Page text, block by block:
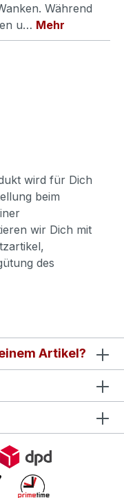
Während
u… Mehr
wird für Dich
beim
wir Dich mit
des
Artikel?